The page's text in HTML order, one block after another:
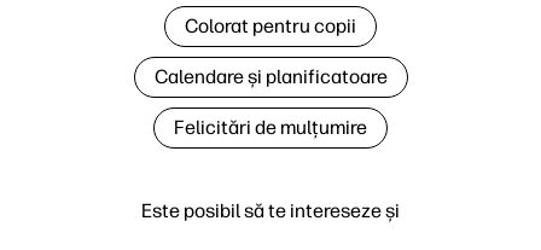
Este posibil să te intereseze și
Colorat pentru copii
Calendare și planificatoare
Felicitări de mulțumire